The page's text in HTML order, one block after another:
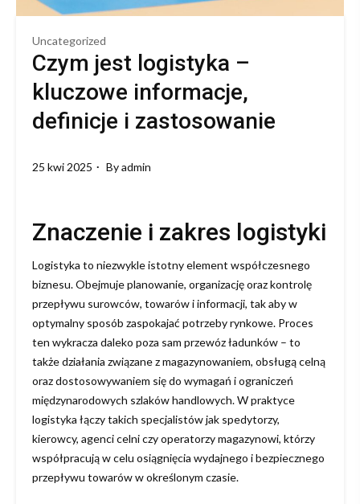
Uncategorized
Czym jest logistyka –
kluczowe informacje,
definicje i zastosowanie
25 kwi 2025 Byadmin
Znaczenie i zakres logistyki
Logistyka to niezwykle istotny element współczesnego
biznesu. Obejmuje planowanie, organizację oraz kontrolę
przepływu surowców, towarów i informacji, tak aby w
optymalny sposób zaspokajać potrzeby rynkowe. Proces
ten wykracza daleko poza sam przewóz ładunków – to
także działania związane z magazynowaniem, obsługą celną
oraz dostosowywaniem się do wymagań i ograniczeń
międzynarodowych szlaków handlowych. W praktyce
logistyka łączy takich specjalistów jak spedytorzy,
kierowcy, agenci celni czy operatorzy magazynowi, którzy
współpracują w celu osiągnięcia wydajnego i bezpiecznego
przepływu towarów w określonym czasie.